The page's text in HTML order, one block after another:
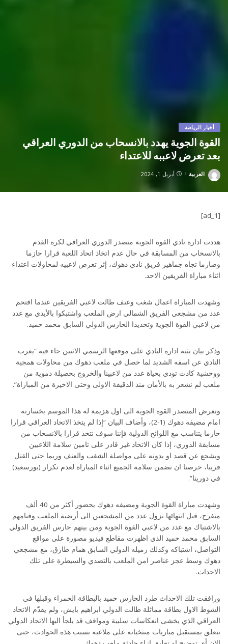
أخبار الرياضة
القوة الجوية يهدد بالانسحاب من الدوري العراقي
بعد تعرض لاعببه للاعتداء
Posted
العربية أبريل 1, 2024
[ad_1]
هددت ادارة نادي القوة الجوية متصدر الدوري العراقي لكرة القدم
بالانسحاب من المسابقة في حال عدم اتخاذ اتحاد اللعبة قرارا حازما
وصارما تجاه جماهير فريق نادي دهوك، إثر تعرض لاعبيه لمحاولات اعتداء
اثناء مباراة الفريقين الاحد.
وشهدت المباراة اعمال شغب وعنف طالت لاعبي الفريقين عندما اقتحم
عدد من مشجعي الفريق الشمالي ارض الملعب واشتبكوا بالأيدي مع عدد
من لاعبي القوة الجوية وتحديدا الحارس الدولي السابق محمد حميد.
وذكر بيان بثته ادارة النادي على موقعها الرسمي الاثنين جاء فيه “يعرب
النادي عن اسفه الشديد لما حصل في ملعب دهوك من محاولات همجية
ووحشية كادت تودي بحياة عدد من لاعبينا والخروج بحصيلة دموية من
ملعب لم نشعر به بالأمان منذ الدقيقة الاولى وحتى الاخيرة من المباراة”.
وتعرض المتصدر القوة الجوية الى اول هزيمة له هذا الموسم بخسارته
امام مضيفه دهوك (1-2)، وأضاف البيان “إذا لم يتخذ الاتحاد العراقي قرارا
حازما يتناسب مع اللوائح الدولية فإننا سوف نتخذ قرارا بالانسحاب من
مسابقة الدوري، إذا كان الاتحاد غير قادر على تامين سلامة اللاعبين
ويشجع عن قصد او بدونه على مواصلة الشغب والعنف وربما حتى القتل
قريبا، حرصنا ان نضمن سلامة الجميع اثناء المباراة لعدم تكرار (بورسعيد)
في دورينا”.
وشهدت مباراة القوة الجوية ومضيفه دهوك بحضور أكثر من 40 ألف
متفرج، قبل انتهائها نزول عدد من المشجعين الى أرضية الملعب وقيامهم
بالاشتباك مع عدد من لاعبي القوة الجوية ومن بينهم حارس الفريق الدولي
السابق محمد حميد الذي اظهرت مقاطع فيديو مصورة على مواقع
التواصل، اشتباكه وكذلك زميله الدولي السابق همام طارق، مع مشجعي
دهوك وسط عجز عناصر امن الملعب بالتصدي والسيطرة على تلك
الاحداث.
ورافقت تلك الاحداث طرد الحارس حميد بالبطاقة الحمراء وقبلها في
الشوط الاول بطاقة مماثلة طالت الدولي ابراهيم بايش، ولم يقدّم الاتحاد
العراقي الذي يخشى انعكاسات سلبية ومواقف قد يلجأ اليها الاتحاد الدولي
تتعلق بمستقبل مباريات منتخباته على ملاعبه بسبب هذه الحوادث، حتى